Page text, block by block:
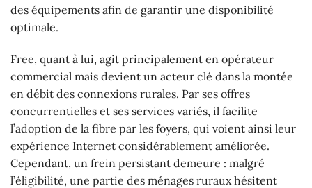
des équipements afin de garantir une disponibilité
optimale.
Free, quant à lui, agit principalement en opérateur
commercial mais devient un acteur clé dans la montée
en débit des connexions rurales. Par ses offres
concurrentielles et ses services variés, il facilite
l’adoption de la fibre par les foyers, qui voient ainsi leur
expérience Internet considérablement améliorée.
Cependant, un frein persistant demeure : malgré
l’éligibilité, une partie des ménages ruraux hésitent